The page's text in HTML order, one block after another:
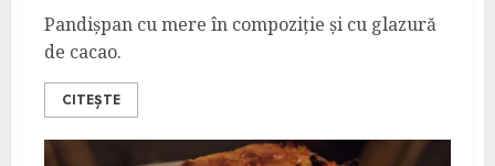
Pandișpan cu mere în compoziție și cu glazură
de cacao.
CITEȘTE